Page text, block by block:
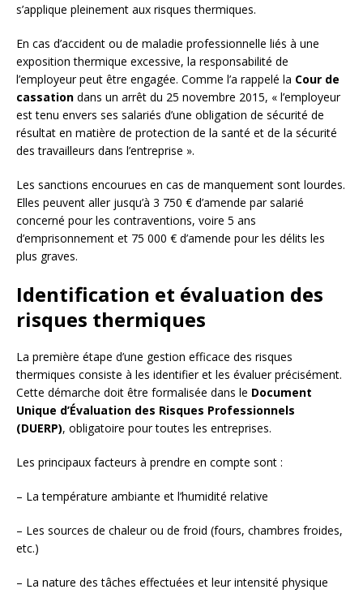
s’applique pleinement aux risques thermiques.
En cas d’accident ou de maladie professionnelle liés à une
exposition thermique excessive, la responsabilité de
l’employeur peut être engagée. Comme l’a rappelé la Cour de
cassation dans un arrêt du 25 novembre 2015, « l’employeur
est tenu envers ses salariés d’une obligation de sécurité de
résultat en matière de protection de la santé et de la sécurité
des travailleurs dans l’entreprise ».
Les sanctions encourues en cas de manquement sont lourdes.
Elles peuvent aller jusqu’à 3 750 € d’amende par salarié
concerné pour les contraventions, voire 5 ans
d’emprisonnement et 75 000 € d’amende pour les délits les
plus graves.
Identification et évaluation des
risques thermiques
La première étape d’une gestion efficace des risques
thermiques consiste à les identifier et les évaluer précisément.
Cette démarche doit être formalisée dans le Document
Unique d’Évaluation des Risques Professionnels
(DUERP), obligatoire pour toutes les entreprises.
Les principaux facteurs à prendre en compte sont :
– La température ambiante et l’humidité relative
– Les sources de chaleur ou de froid (fours, chambres froides,
etc.)
– La nature des tâches effectuées et leur intensité physique